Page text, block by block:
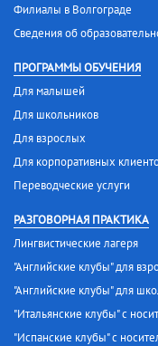
Филиалы в Волгограде
Сведения об
ПРОГРАММЫ ОБУЧЕНИЯ
Для малышей
Для школьников
Для взрослых
Для корпоративных
Переводческие услуги
РАЗГОВОРНАЯ ПРАКТИКА
Лингвистические лагеря
"Английские клубы" для
"Английские клубы" для
"Итальянские клубы" с
"Испанские клубы" с